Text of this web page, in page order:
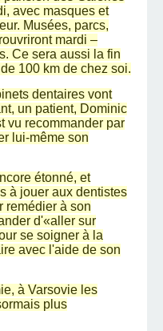
avec masques et
Musées, parcs,
mardi –
Ce sera aussi la fin
100 km de chez soi.
dentaires vont
un patient, Dominic
vu recommander par
lui-même son
étonné, et
à jouer aux dentistes
remédier à son
d'«aller sur
se soigner à la
avec l'aide de son
à Varsovie les
plus